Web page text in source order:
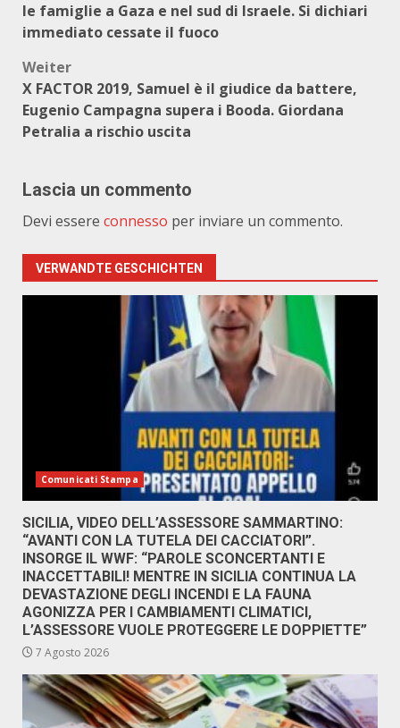
le famiglie a Gaza e nel sud di Israele. Si dichiari
immediato cessate il fuoco
Weiter
X FACTOR 2019, Samuel è il giudice da battere,
Eugenio Campagna supera i Booda. Giordana
Petralia a rischio uscita
Lascia un commento
Devi essere connesso per inviare un commento.
VERWANDTE GESCHICHTEN
Comunicati Stampa
SICILIA, VIDEO DELL’ASSESSORE SAMMARTINO:
“AVANTI CON LA TUTELA DEI CACCIATORI”.
INSORGE IL WWF: “PAROLE SCONCERTANTI E
INACCETTABILI! MENTRE IN SICILIA CONTINUA LA
DEVASTAZIONE DEGLI INCENDI E LA FAUNA
AGONIZZA PER I CAMBIAMENTI CLIMATICI,
L’ASSESSORE VUOLE PROTEGGERE LE DOPPIETTE”
7 Agosto 2026